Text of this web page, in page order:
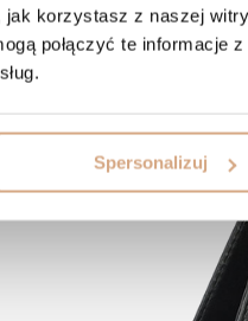
korzystasz z naszej
połączyć te informacje
Spersonalizuj